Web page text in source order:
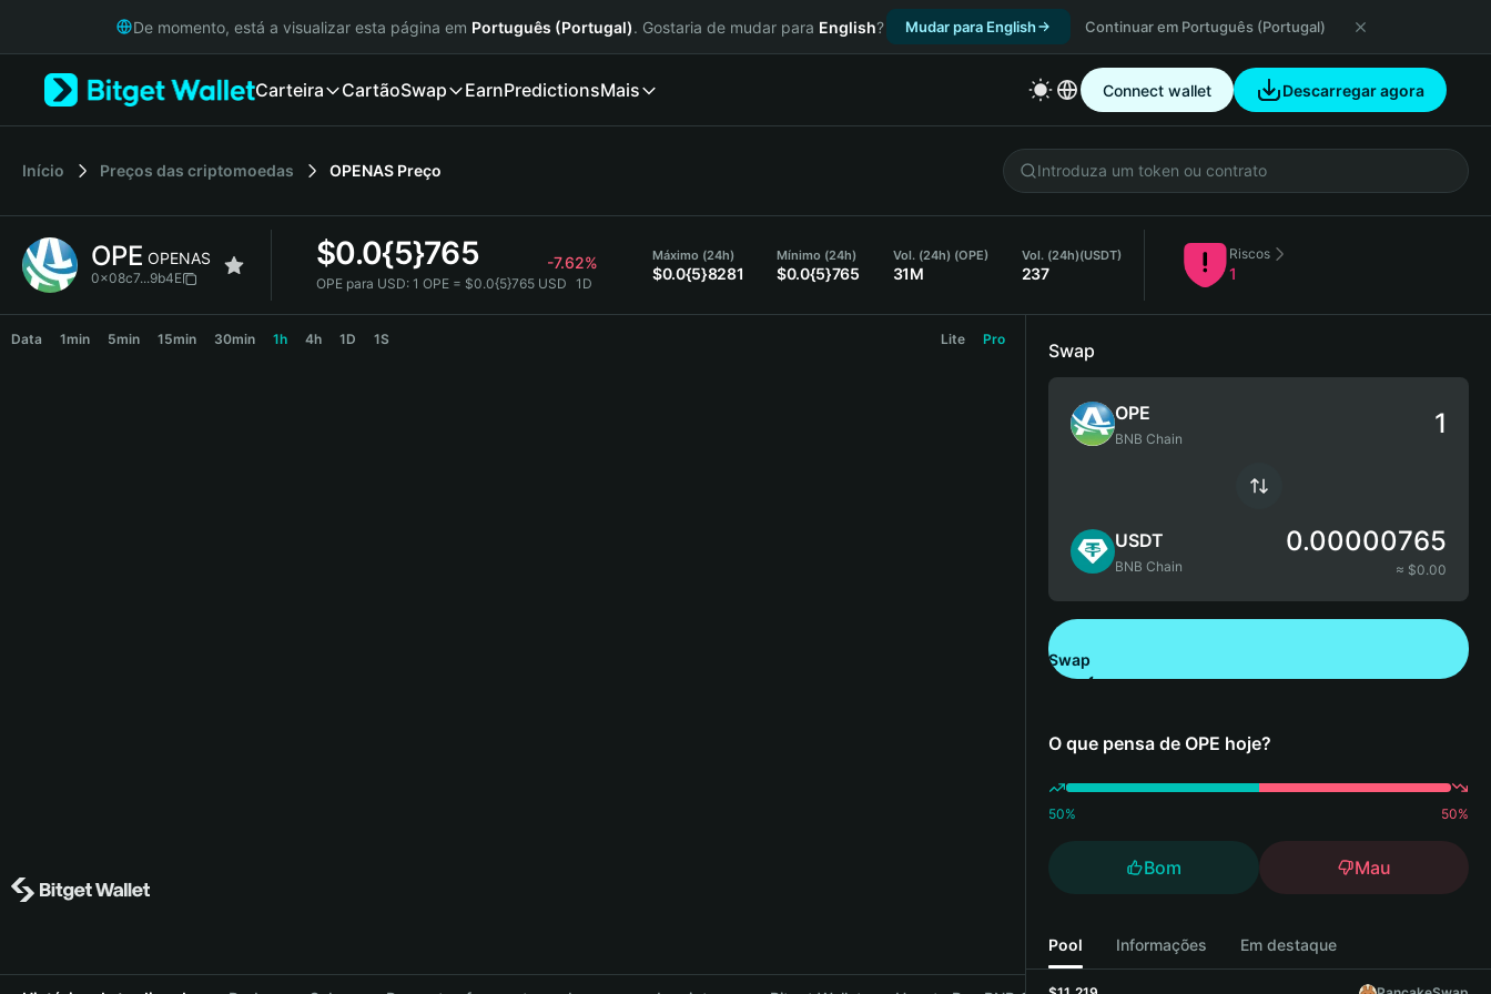
Русский
Italiano
简体中文
繁體中文
Bahasa Indonesia
De momento, está a visualizar esta página em Português (Portugal). Gostaria de mudar para English? Mudar para English Continuar em Português (Portugal)
Carteira CartãoSwap EarnPredictionsMais Connect wallet Descarregar agora
Início Preços das criptomoedas OPENAS Preço
OPE OPENAS
0x08c7...9b4E
$0.0{5}765 -7.62%
OPE para USD: 1 OPE = $0.0{5}765 USD 1D
Máximo (24h)
$0.0{5}8281
Mínimo (24h)
$0.0{5}765
Vol. (24h) (OPE)
31M
Vol. (24h)(USDT)
237
Riscos
1
Data 1min 5min 15min 30min 1h 4h 1D 1S Lite Pro
Swap
OPE
BNB Chain
USDT
BNB Chain
0.00000765
≈ $0.00
Swap
O que pensa de OPE hoje?
50% 50%
Bom Mau
Pool Informações Em destaque